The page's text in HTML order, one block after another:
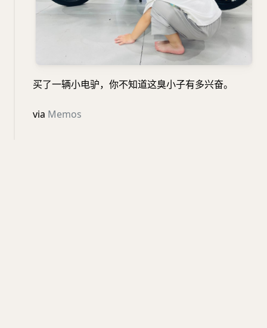
买了一辆小电驴，你不知道这臭小子有多兴奋。
via Memos